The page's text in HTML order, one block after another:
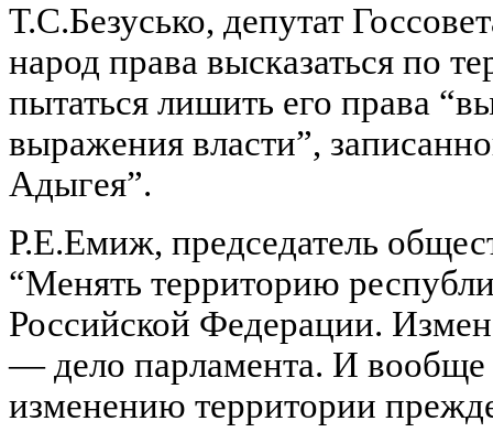
Т.С.Безусько, депутат
народ права высказаться по
пытаться лишить его права
выражения власти”,
Адыгея”.
Р.Е.Емиж, председатель
“Менять территорию
Российской Федерации.
— дело парламента. И вообще
изменению территории